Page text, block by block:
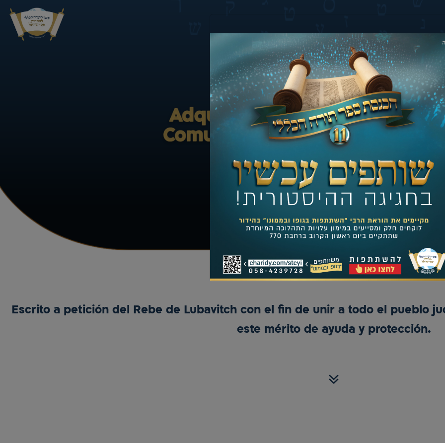
Para adquirir letras en el Sefer Torá
Escrito a petición del Rebe de Lubavitch con el fin de unir a todo el pueblo
este mérito de ayuda y protección.